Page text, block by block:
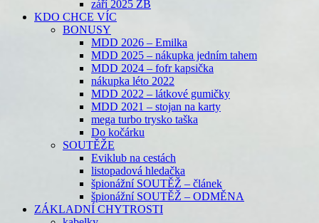
září 2025 ZB
KDO CHCE VÍC
BONUSY
MDD 2026 – Emilka
MDD 2025 – nákupka jedním tahem
MDD 2024 – fofr kapsička
nákupka léto 2022
MDD 2022 – látkové gumičky
MDD 2021 – stojan na karty
mega turbo trysko taška
Do kočárku
SOUTĚŽE
Eviklub na cestách
listopadová hledačka
špionážní SOUTĚŽ – článek
špionážní SOUTĚŽ – ODMĚNA
ZÁKLADNÍ CHYTROSTI